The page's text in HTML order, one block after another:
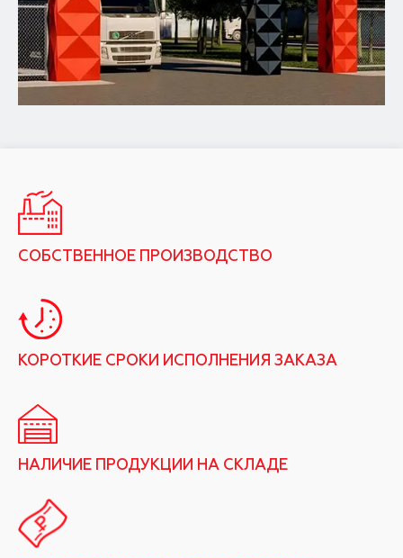
СОБСТВЕННОЕ ПРОИЗВОДСТВО
КОРОТКИЕ СРОКИ ИСПОЛНЕНИЯ ЗАКАЗА
НАЛИЧИЕ ПРОДУКЦИИ НА СКЛАДЕ